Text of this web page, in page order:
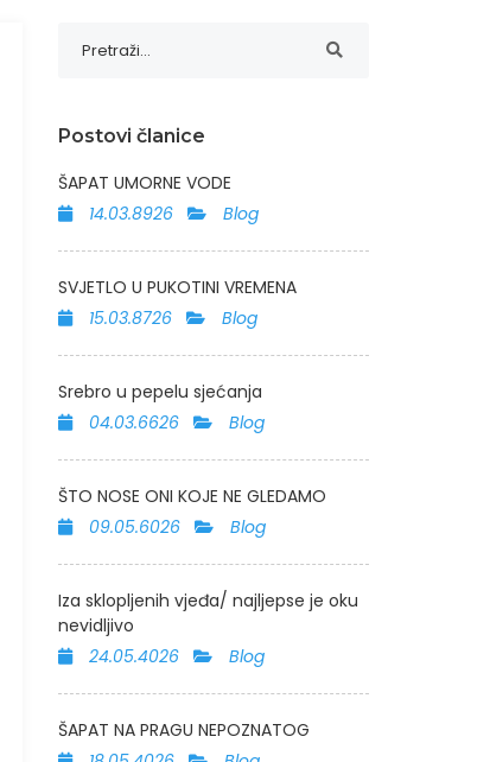
Postovi članice
ŠAPAT UMORNE VODE
14.03.8926
Blog
SVJETLO U PUKOTINI VREMENA
15.03.8726
Blog
Srebro u pepelu sjećanja
04.03.6626
Blog
ŠTO NOSE ONI KOJE NE GLEDAMO
09.05.6026
Blog
Iza sklopljenih vjeđa/ najljepse je oku
nevidljivo
24.05.4026
Blog
ŠAPAT NA PRAGU NEPOZNATOG